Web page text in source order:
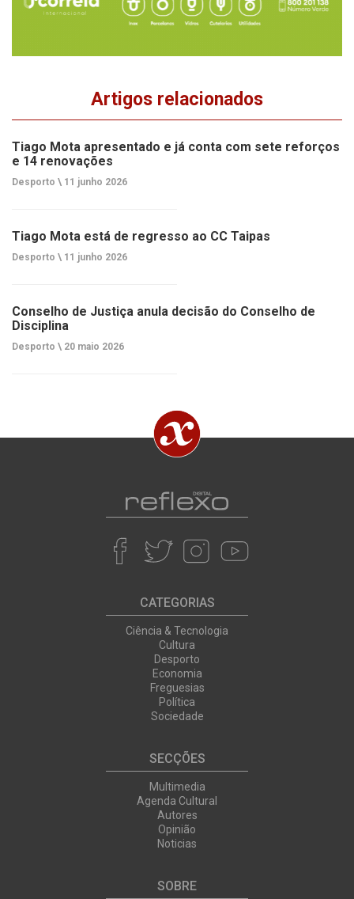
Artigos relacionados
Tiago Mota apresentado e já conta com sete reforços
e 14 renovações
Desporto \ 11 junho 2026
Tiago Mota está de regresso ao CC Taipas
Desporto \ 11 junho 2026
Conselho de Justiça anula decisão do Conselho de
Disciplina
Desporto \ 20 maio 2026
CATEGORIAS
Ciência & Tecnologia
Cultura
Desporto
Economia
Freguesias
Política
Sociedade
SECÇÕES
Multimedia
Agenda Cultural
Autores
Opinião
Noticias
SOBRE